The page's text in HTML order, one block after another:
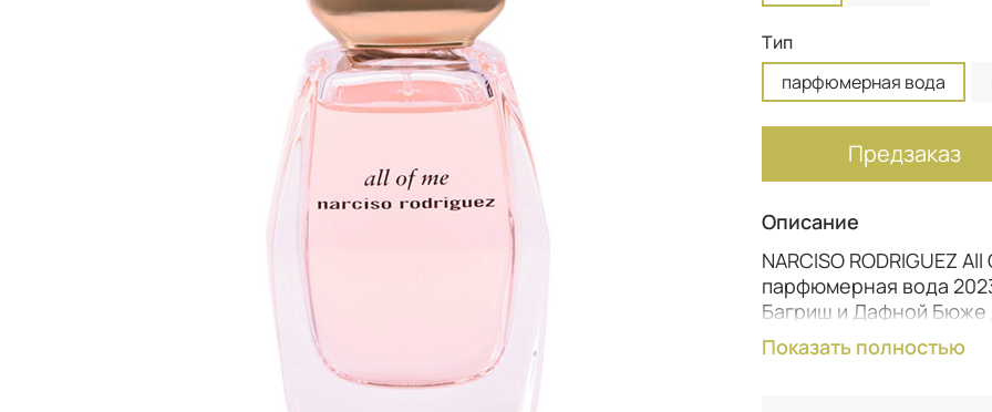
Тип
парфюмерная вода
Предзаказ
Описание
NARCISO RODRIGUEZ
парфюмерная вода
Багриш и Дафной Бюже
живут полной жизнью и
к
Показать полностью